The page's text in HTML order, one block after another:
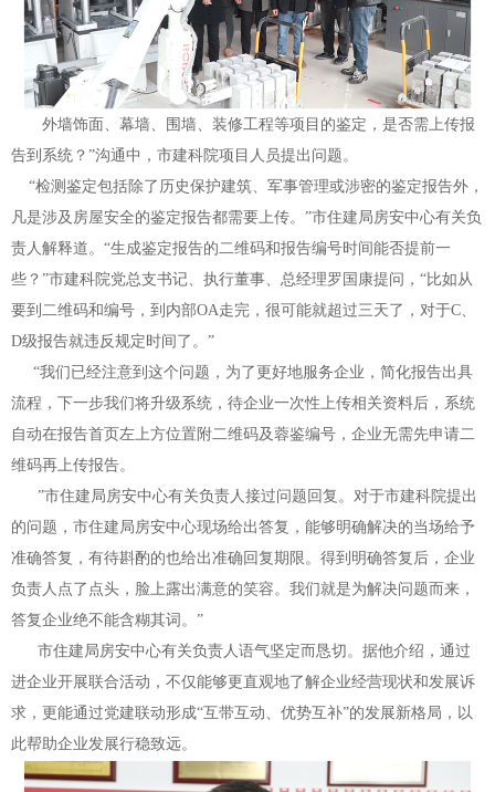
外墙饰面、幕墙、围墙、装修工程等项目的鉴定，是否需上传报
告到系统？”沟通中，市建科院项目人员提出问题。
“检测鉴定包括除了历史保护建筑、军事管理或涉密的鉴定报告外，
凡是涉及房屋安全的鉴定报告都需要上传。”市住建局房安中心有关负
责人解释道。“生成鉴定报告的二维码和报告编号时间能否提前一
些？”市建科院党总支书记、执行董事、总经理罗国康提问，“比如从
要到二维码和编号，到内部OA走完，很可能就超过三天了，对于C、
D级报告就违反规定时间了。”
“我们已经注意到这个问题，为了更好地服务企业，简化报告出具
流程，下一步我们将升级系统，待企业一次性上传相关资料后，系统
自动在报告首页左上方位置附二维码及蓉鉴编号，企业无需先申请二
维码再上传报告。
”市住建局房安中心有关负责人接过问题回复。对于市建科院提出
的问题，市住建局房安中心现场给出答复，能够明确解决的当场给予
准确答复，有待斟酌的也给出准确回复期限。得到明确答复后，企业
负责人点了点头，脸上露出满意的笑容。 我们就是为解决问题而来，
答复企业绝不能含糊其词。”
市住建局房安中心有关负责人语气坚定而恳切。据他介绍，通过
进企业开展联合活动，不仅能够更直观地了解企业经营现状和发展诉
求，更能通过党建联动形成“互带互动、优势互补”的发展新格局，以
此帮助企业发展行稳致远。